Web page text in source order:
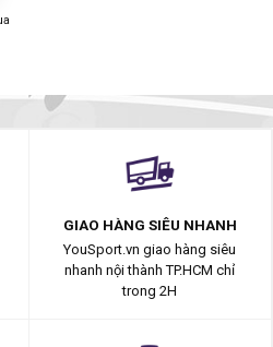
GIAO HÀNG SIÊU NHANH
YouSport.vn giao hàng siêu
nhanh nội thành TP.HCM chỉ
trong 2H